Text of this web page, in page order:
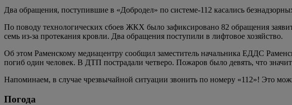
Два обращения, поступившие в «Добродел» по системе-112 касались
По поводу технологических сбоев ЖКХ было зафиксировано 82 обращения
семь из-за протекания кровли. Два обращения поступили в лифтовое хозяйство.
Об этом Раменскому медиацентру сообщил заместитель начальника ЕДДС
погиб один человек. В ДТП пострадали четверо. Пожаров было девять, что
Напоминаем, в случае чрезвычайной ситуации звонить по номеру «112»! Это
Погода